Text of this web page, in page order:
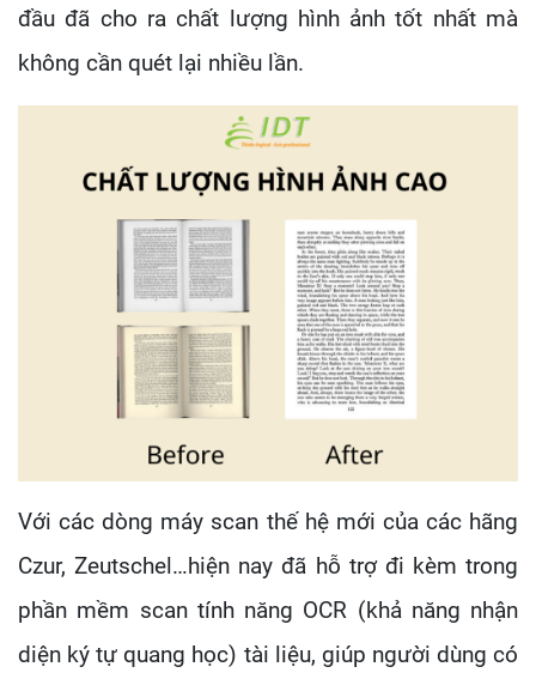
đầu đã cho ra chất lượng hình ảnh tốt nhất mà
không cần quét lại nhiều lần.
Với các dòng máy scan thế hệ mới của các hãng
Czur, Zeutschel…hiện nay đã hỗ trợ đi kèm trong
phần mềm scan tính năng OCR (khả năng nhận
diện ký tự quang học) tài liệu, giúp người dùng có